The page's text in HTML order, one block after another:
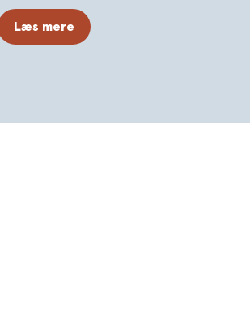
gåderne korrekt, gør Finn Spohr DIG til
CLUEDUNNITer en sjov og legende bog,
Læs mere